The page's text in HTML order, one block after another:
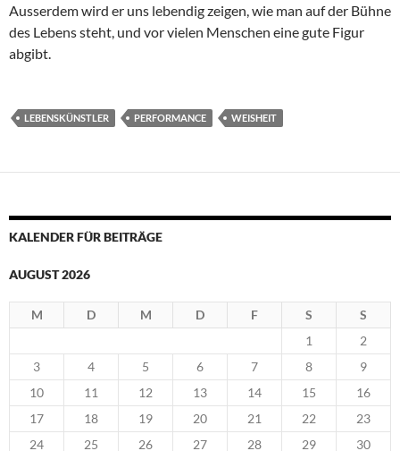
Ausserdem wird er uns lebendig zeigen, wie man auf der Bühne
des Lebens steht, und vor vielen Menschen eine gute Figur
abgibt.
LEBENSKÜNSTLER PERFORMANCE WEISHEIT
KALENDER FÜR BEITRÄGE
AUGUST 2026
M D M D F S
S
1
2
3
4 5 6 7 8
9
10
11 12 13 14 15
16
17
18 19 20 21 22
23
24
25 26 27 28 29
30